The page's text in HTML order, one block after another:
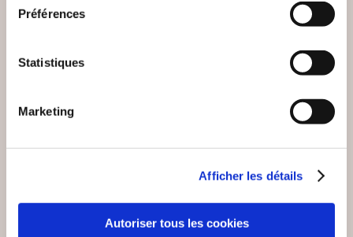
Préférences
Statistiques
Marketing
Afficher les détails
Autoriser tous les cookies